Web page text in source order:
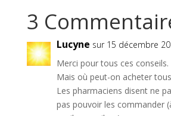
3
Lucyne sur 15 décembre
Merci pour tous ces conseils.
Mais où peut-on acheter
Les pharmaciens disent ne
pas pouvoir les commander